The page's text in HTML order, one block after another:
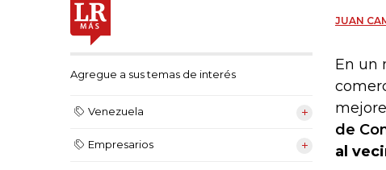
Agregue a sus temas de interés
Venezuela
Empresarios
JUAN
En un
de
al